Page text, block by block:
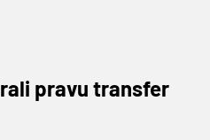
pravu transfer